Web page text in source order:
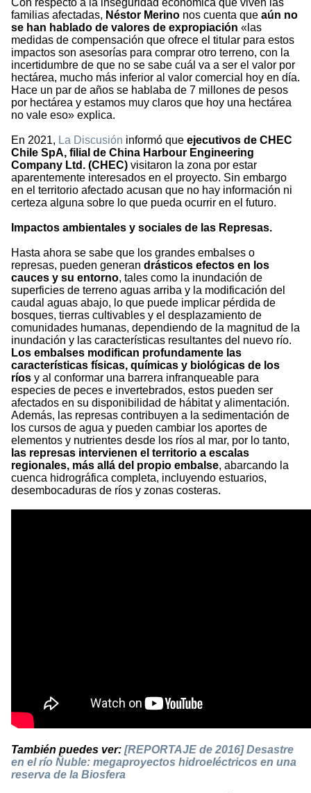
Con respecto a la inseguridad económica que viven las
familias afectadas, Néstor Merino nos cuenta que aún no
se han hablado de valores de expropiación «las
medidas de compensación que ofrece el titular para estos
impactos son asesorías para comprar otro terreno, con la
incertidumbre de que no se sabe cuál va a ser el valor por
hectárea, mucho más inferior al valor comercial hoy en día.
Hace un par de años se hablaba de 7 millones de pesos
por hectárea y estamos muy claros que hoy una hectárea
no vale eso» explica.
En 2021, La Discusión informó que ejecutivos de CHEC
Chile SpA, filial de China Harbour Engineering
Company Ltd. (CHEC) visitaron la zona por estar
aparentemente interesados en el proyecto. Sin embargo
en el territorio afectado acusan que no hay información ni
certeza alguna sobre lo que pueda ocurrir en el futuro.
Impactos ambientales y sociales de las Represas.
Hasta ahora se sabe que los grandes embalses o
represas, pueden generan drásticos efectos en los
cauces y su entorno, tales como la inundación de
superficies de terreno aguas arriba y la modificación del
caudal aguas abajo, lo que puede implicar pérdida de
bosques, tierras cultivables y el desplazamiento de
comunidades humanas, dependiendo de la magnitud de la
inundación y las características resultantes del nuevo río.
Los embalses modifican profundamente las
características físicas, químicas y biológicas de los
ríos y al conformar una barrera infranqueable para
especies de peces e invertebrados, estos pueden ser
afectados en su disponibilidad de hábitat y alimentación.
Además, las represas contribuyen a la sedimentación de
los cursos de agua y pueden cambiar los aportes de
elementos y nutrientes desde los ríos al mar, por lo tanto,
las represas intervienen el territorio a escalas
regionales, más allá del propio embalse, abarcando la
cuenca hidrográfica completa, incluyendo estuarios,
desembocaduras de ríos y zonas costeras.
También puedes ver: [REPORTAJE de 2016] Desastre
en el río Ñuble: megaproyectos hidroeléctricos en una
reserva de la Biosfera